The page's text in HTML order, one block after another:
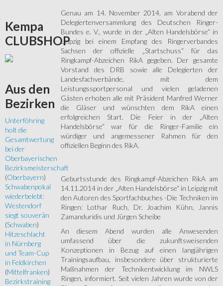
Genau am 14. November 2014, am Vorabend der
Delegiertenversammlung des Deutschen Ringer-
Bundes e. V., wurde in der „Alten Handelsbörse“ in
Leipzig bei einem Empfang des Ringerverbandes
Sachsen der offizielle „Startschuss“ für das
Ringkampf-Abzeichen RikA gegeben. Der gesamte
Vorstand des DRB sowie alle Delegierten der
Landesfachverbände, mit dem
Leistungssportpersonal und vielen geladenen
Gästen erhoben alle mit Präsident Manfred Werner
die Gläser und wünschten dem RikA einen
erfolgreichen Start. Die Feier in der „Alten
Handelsbörse“ war für die Ringer-Familie ein
würdiger und angemessener Rahmen für den
offiziellen Beginn des RikA.
Geburtsstunde des Ringkampf-Abzeichen RikA am
14.11.2014 in der „Alten Handelsbörse“ in Leipzig mit
den Autoren des Sportfachbuches -Die Techniken im
Ringen: Lothar Ruch, Dr. Joachim Kühn, Jannis
Zamanduridis und Jürgen Scheibe
An diesem Abend wurden alle Anwesenden
umfassend über die zukunftsweisenden
Konzeptionen in Bezug auf einen langjährigen
Trainingsaufbau, insbesondere über strukturierte
Maßnahmen der Technikentwicklung im NWLS
Ringen, informiert. Seit vielen Jahren wurde von der
Kempa
CLUBSHOP
Aus den
Bezirken
Unterföhring
holt die
Gesamtwertung
bei der
Oberbayerischen
Bezirksmeisterschaft
(Oberbayern)
Schwabenpokal
wiederbelebt:
Westendorf
siegt souverän
(Schwaben)
Hitzeschlacht
in Nürnberg
und Team-Cup
in Feldkirchen
(Mittelfranken)
Bezirkstraining